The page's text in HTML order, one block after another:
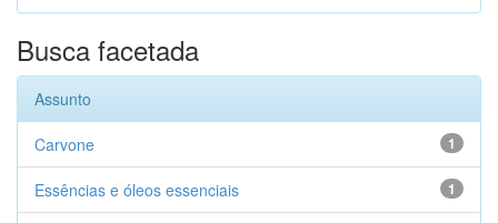
Busca facetada
Assunto
1
Carvone
1
Essências e óleos essenciais